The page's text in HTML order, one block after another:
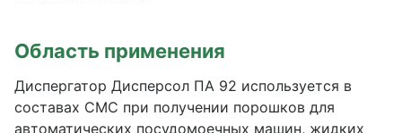
Область применения
Диспергатор Дисперсол ПА 92 используется в
составах СМС при получении порошков для
автоматических посудомоечных машин, жидких